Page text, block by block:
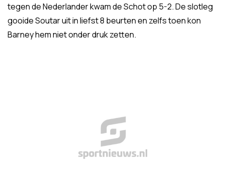
tegen de Nederlander kwam de Schot op 5-2. De slotleg
gooide Soutar uit in liefst 8 beurten en zelfs toen kon
Barney hem niet onder druk zetten.